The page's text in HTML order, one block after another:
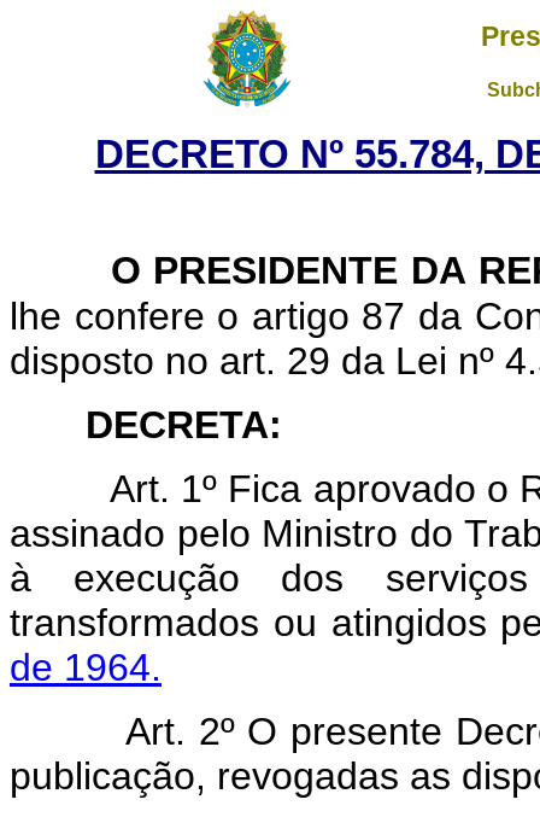
DECRETO Nº 55.784,
O PRESIDENTE DA
lhe confere o artigo 87 da
disposto no art. 29 da Lei nº
DECRETA:
Art. 1º Fica aprovado o
assinado pelo Ministro do
à execução dos
transformados ou atingidos
de 1964.
Art. 2º O presente
publicação, revogadas as